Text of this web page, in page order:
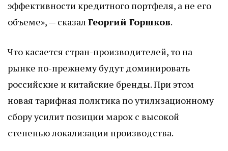
эффективности кредитного портфеля, а не его
объеме», — сказал Георгий Горшков.
Что касается стран-производителей, то на
рынке по-прежнему будут доминировать
российские и китайские бренды. При этом
новая тарифная политика по утилизационному
сбору усилит позиции марок с высокой
степенью локализации производства.